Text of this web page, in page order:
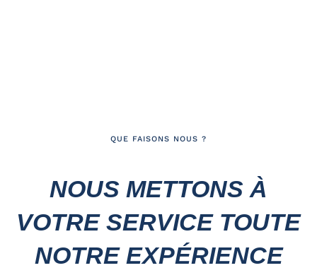
QUE FAISONS NOUS ?
NOUS METTONS À
VOTRE SERVICE TOUTE
NOTRE EXPÉRIENCE